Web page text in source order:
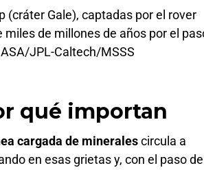
(cráter Gale), captadas por el rover
de millones de años por el
JPL-Caltech/MSSS
qué importan
cargada de mineralescircula a
en esas grietas y, con el paso de